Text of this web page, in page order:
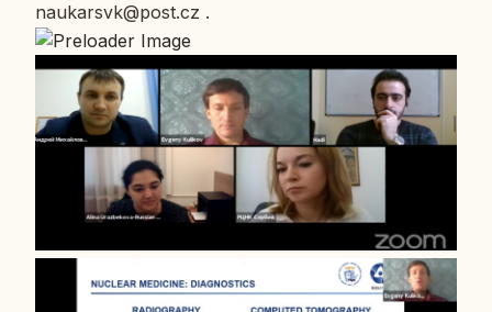
naukarsvk@post.cz .